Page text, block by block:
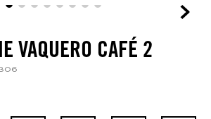
VAQUERO CAFÉ 2